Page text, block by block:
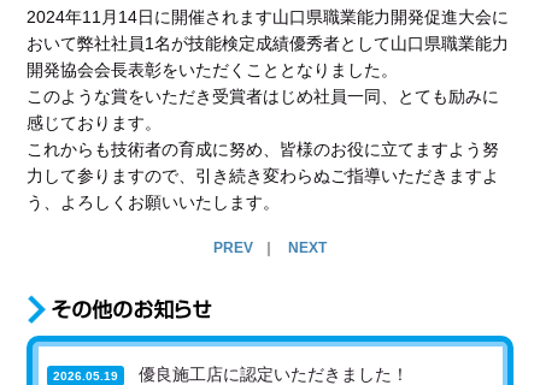
2024年11月14日に開催されます山口県職業能力開発促進大会に
おいて弊社社員1名が技能検定成績優秀者として山口県職業能力
開発協会会長表彰をいただくこととなりました。
このような賞をいただき受賞者はじめ社員一同、とても励みに
感じております。
これからも技術者の育成に努め、皆様のお役に立てますよう努
力して参りますので、引き続き変わらぬご指導いただきますよ
う、よろしくお願いいたします。
PREV NEXT
2026.05.19 優良施工店に認定いただきました！